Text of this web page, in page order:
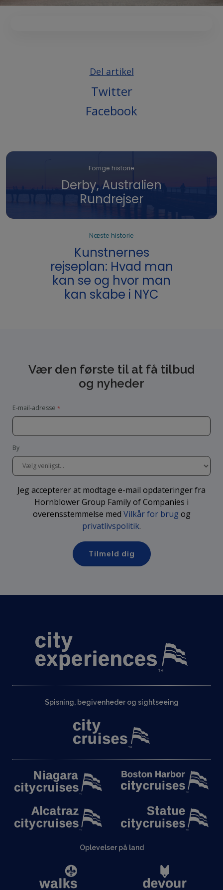
Del artikel
Twitter
Facebook
Forrige historie
Derby, Australien
Rundrejser
Næste historie
Kunstnernes
rejseplan: Hvad man
kan se og hvor man
kan skabe i NYC
Vær den første til at få tilbud
og nyheder
E-mail-adresse
By
Jeg accepterer at modtage e-mail opdateringer fra
Hornblower Group Family of Companies i
overensstemmelse med Vilkår for brug og
privatlivspolitik.
Spisning, begivenheder og sightseeing
Oplevelser på land